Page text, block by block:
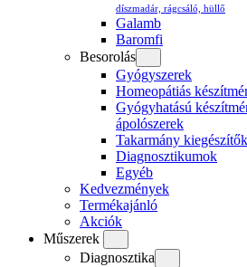
díszmadár, rágcsáló, hüllő
Galamb
Baromfi
Besorolás
Gyógyszerek
Homeopátiás
Gyógyhatású
ápolószerek
Takarmány kiegészítők
Diagnosztikumok
Egyéb
Kedvezmények
Termékajánló
Akciók
Műszerek
Diagnosztika